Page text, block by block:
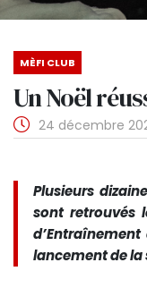
MÈFI CLUB
Un Noël
24 décembre
Plusieurs
sont retrouvés
lancement de la